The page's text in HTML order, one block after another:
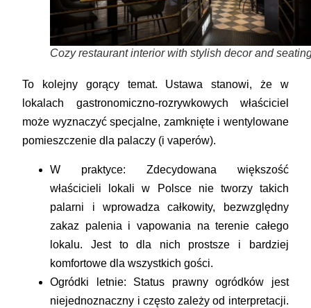
Cozy restaurant interior with stylish decor and
To kolejny gorący temat. Ustawa stanowi, że w
lokalach gastronomiczno-rozrywkowych właściciel
może wyznaczyć specjalne, zamknięte i wentylowane
pomieszczenie dla palaczy (i vaperów).
W praktyce: Zdecydowana większość
właścicieli lokali w Polsce nie tworzy takich
palarni i wprowadza całkowity, bezwzględny
zakaz palenia i vapowania na terenie całego
lokalu. Jest to dla nich prostsze i bardziej
komfortowe dla wszystkich gości.
Ogródki letnie: Status prawny ogródków jest
niejednoznaczny i często zależy od interpretacji.